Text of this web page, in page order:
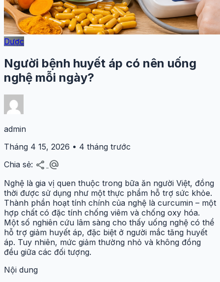
Dược
Người bệnh huyết áp có nên uống
nghệ mỗi ngày?
admin
Tháng 4 15, 2026 • 4 tháng trước
Chia sẻ: share alternate_email
Nghệ là gia vị quen thuộc trong bữa ăn người Việt, đồng
thời được sử dụng như một thực phẩm hỗ trợ sức khỏe.
Thành phần hoạt tính chính của nghệ là curcumin – một
hợp chất có đặc tính chống viêm và chống oxy hóa.
Một số nghiên cứu lâm sàng cho thấy uống nghệ có thể
hỗ trợ giảm huyết áp, đặc biệt ở người mắc tăng huyết
áp. Tuy nhiên, mức giảm thường nhỏ và không đồng
đều giữa các đối tượng.
Nội dung